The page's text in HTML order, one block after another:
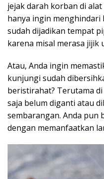
jejak darah korban di
hanya ingin
sudah dijadikan tempat
karena misal merasa jijik
Atau, Anda ingin
kunjungi sudah
beristirahat? Terutama
saja belum diganti atau
sembarangan. Anda pun
dengan memanfaatkan